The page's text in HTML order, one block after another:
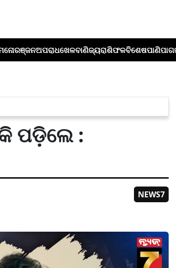
ଅପରାଧଖେଳବାଣିଜ୍ୟରାଶିଫଳବିଶେଷପାଣିପାଗ
ପଡ଼ିଲେ :
NEWS7